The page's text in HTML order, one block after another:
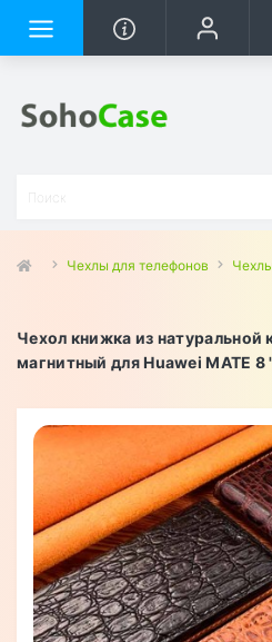
Чехлы для телефонов
Чехол книжка из
магнитный для Huawei MATE 8